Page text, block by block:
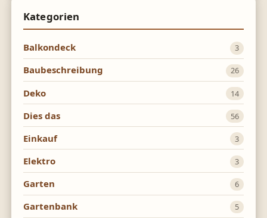
Kategorien
Balkondeck 3
Baubeschreibung 26
Deko 14
Dies das 56
Einkauf 3
Elektro 3
Garten 6
Gartenbank 5